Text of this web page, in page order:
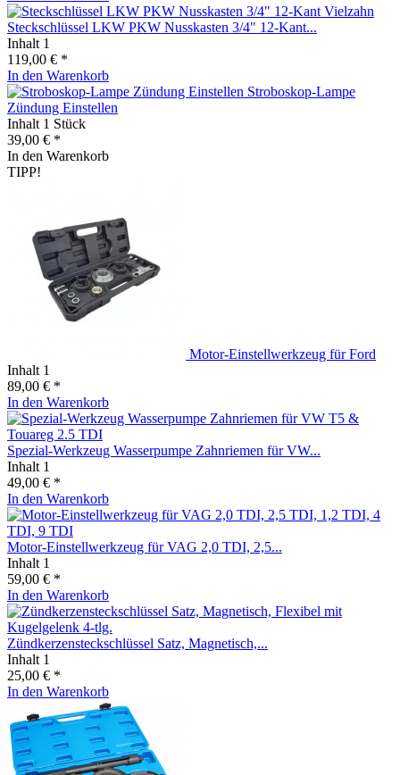
Steckschlüssel LKW PKW Nusskasten 3/4" 12-Kant...
Inhalt 1
119,00 € *
In den Warenkorb
Stroboskop-Lampe
Zündung Einstellen
Inhalt 1 Stück
39,00 € *
In den Warenkorb
TIPP!
Motor-Einstellwerkzeug für Ford
Inhalt 1
89,00 € *
In den Warenkorb
Spezial-Werkzeug Wasserpumpe Zahnriemen für VW...
Inhalt 1
49,00 € *
In den Warenkorb
Motor-Einstellwerkzeug für VAG 2,0 TDI, 2,5...
Inhalt 1
59,00 € *
In den Warenkorb
Zündkerzensteckschlüssel Satz, Magnetisch,...
Inhalt 1
25,00 € *
In den Warenkorb